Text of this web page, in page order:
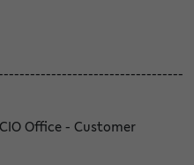
Office - Customer